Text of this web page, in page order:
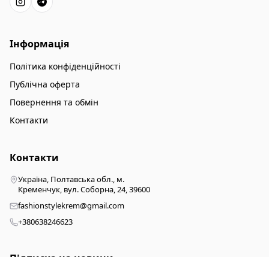
Інформація
Політика конфіденційності
Публічна оферта
Повернення та обмін
Контакти
Контакти
Україна, Полтавська обл., м.
Кременчук, вул. Соборна, 24, 39600
fashionstylekrem@gmail.com
+380638246623